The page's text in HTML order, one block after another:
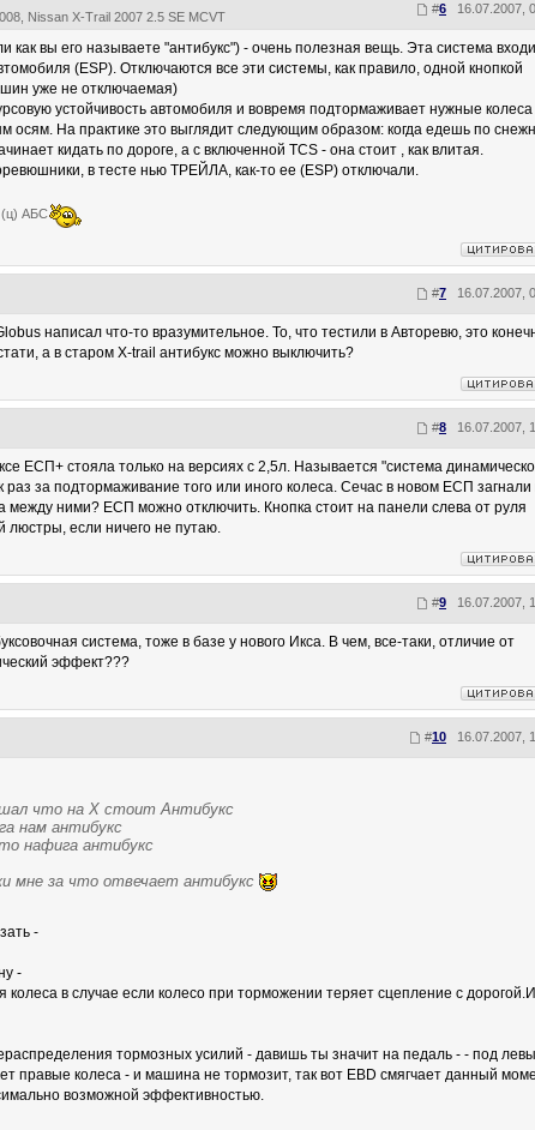
Nissan X-Trail 2007 2.5 SE MCVT
#6 16.07.2007,
как вы его называете "антибукс") - очень полезная вещь. Эта система
(ESP). Отключаются все эти системы, как правило, одной кнопкой
уже не отключаемая)
устойчивость автомобиля и вовремя подтормаживает нужные колеса
осям. На практике это выглядит следующим образом: когда едешь по
кидать по дороге, а с включенной TCS - она стоит , как влитая.
в тесте нью ТРЕЙЛА, как-то ее (ESP) отключали.
(ц) АБС
#7 16.07.2007,
написал что-то вразумительное. То, что тестили в Авторевю, это
а в старом X-trail антибукс можно выключить?
#8 16.07.2007,
ЕСП+ стояла только на версиях с 2,5л. Называется "система
за подтормаживание того или иного колеса. Сечас в новом ЕСП загнали
между ними? ЕСП можно отключить. Кнопка стоит на панели слева от руля
люстры, если ничего не путаю.
#9 16.07.2007,
система, тоже в базе у нового Икса. В чем, все-таки, отличие от
эффект???
#10 16.07.2007,
что на Х стоит Антибукс
нам антибукс
нафига антибукс
мне за что отвечает антибукс
-
-
колеса в случае если колесо при торможении теряет сцепление с дорогой.И
тормозных усилий - давишь ты значит на педаль - - под
правые колеса - и машина не тормозит, так вот EBD смягчает данный
возможной эффективностью.